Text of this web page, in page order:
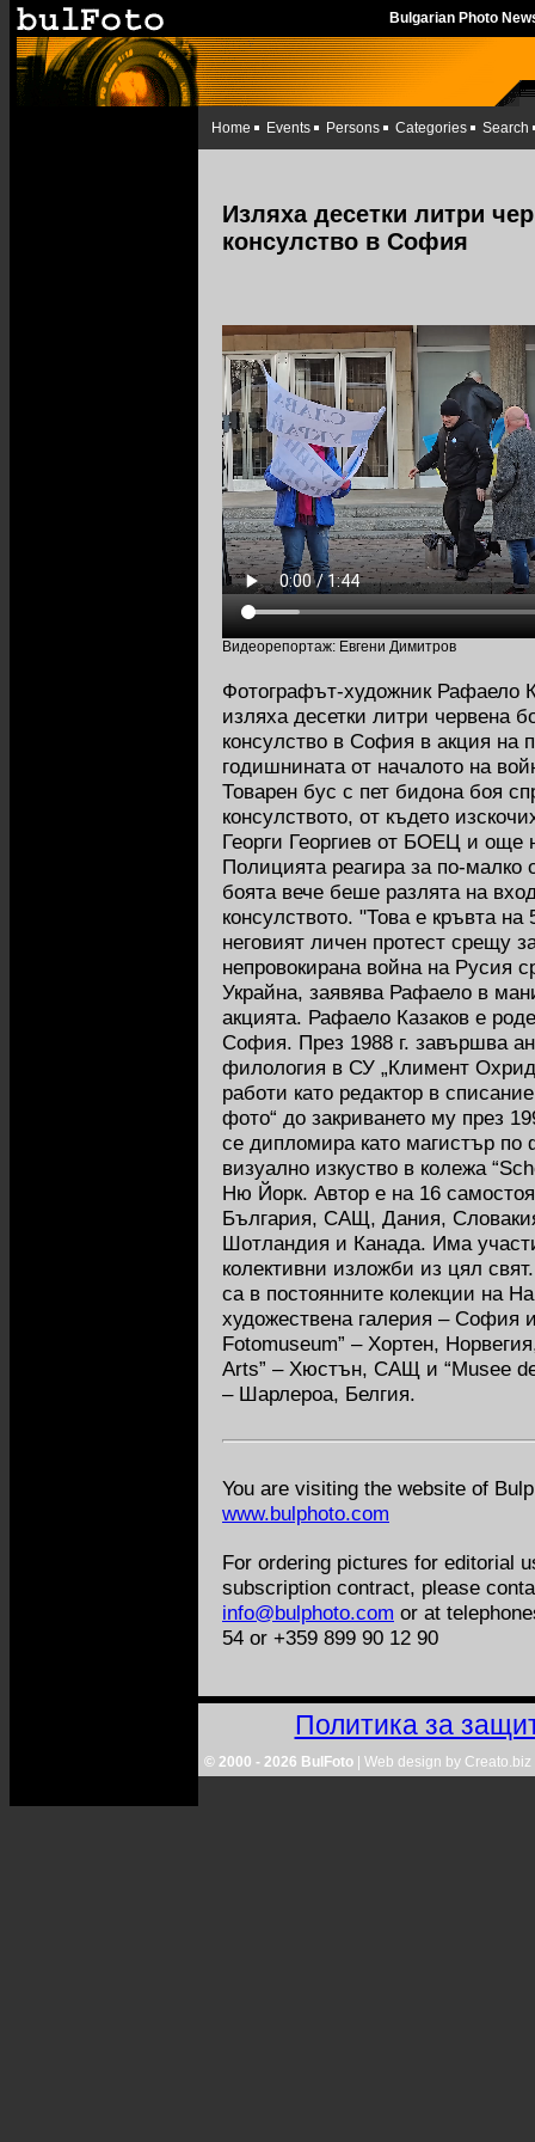
Bulgarian Photo
Home Events Persons Categories Search
Изляха десетки литри
консулство в София
Видеорепортаж: Евгени Димитров
Фотографът-художник Рафаело
изляха десетки литри червена
консулство в София в акция на
годишнината от началото на
Товарен бус с пет бидона боя
консулството, от където
Георги Георгиев от БОЕЦ и още
Полицията реагира за по-малко
боята вече беше разлята на
консулството. "Това е кръвта на
неговият личен протест срещу
непровокирана война на Русия
Украйна, заявява Рафаело в
акцията. Рафаело Казаков е
София. През 1988 г. завършва
филология в СУ „Климент
работи като редактор в
фото“ до закриването му през
се дипломира като магистър по
визуално изкуство в колежа
Ню Йорк. Автор е на 16
България, САЩ, Дания,
Шотландия и Канада. Има
колективни изложби из цял
са в постоянните колекции на
художествена галерия – София
Fotomuseum” – Хортен,
Arts” – Хюстън, САЩ и “Musee
– Шарлероа, Белгия.
You are visiting the website of
www.bulphoto.com
For ordering pictures for editorial
subscription contract, please
info@bulphoto.com or at
54 or +359 899 90 12 90
Политика за
© 2000 - 2026 BulFoto Web design by Creato.biz